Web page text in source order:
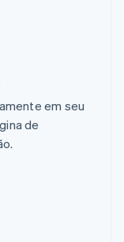
em seu
de